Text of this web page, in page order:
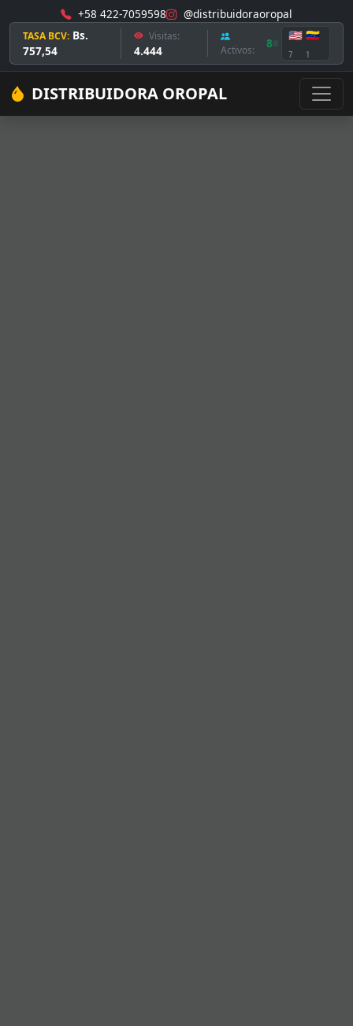
+58 422-7059598 @distribuidoraoropal
TASA BCV: Bs.
757,54
Visitas:
4.444 Activos: 8
🇺🇸
7
🇻🇪
1
DISTRIBUIDORA OROPAL